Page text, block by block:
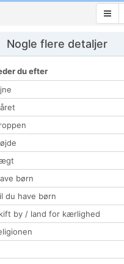
Nogle flere detaljer
du efter
børn
du have børn
by / land for kærlighed